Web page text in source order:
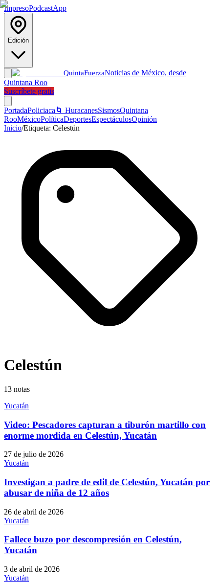
ImpresoPodcastApp
Edición
QuintaFuerzaNoticias de México, desde
Quintana Roo
Suscríbete gratis
PortadaPoliciaca 🌀 HuracanesSismosQuintana
RooMéxicoPolíticaDeportesEspectáculosOpinión
Inicio/Etiqueta: Celestún
Celestún
13 notas
Yucatán
Video: Pescadores capturan a tiburón martillo con
enorme mordida en Celestún, Yucatán
27 de julio de 2026
Yucatán
Investigan a padre de edil de Celestún, Yucatán por
abusar de niña de 12 años
26 de abril de 2026
Yucatán
Fallece buzo por descompresión en Celestún,
Yucatán
3 de abril de 2026
Yucatán